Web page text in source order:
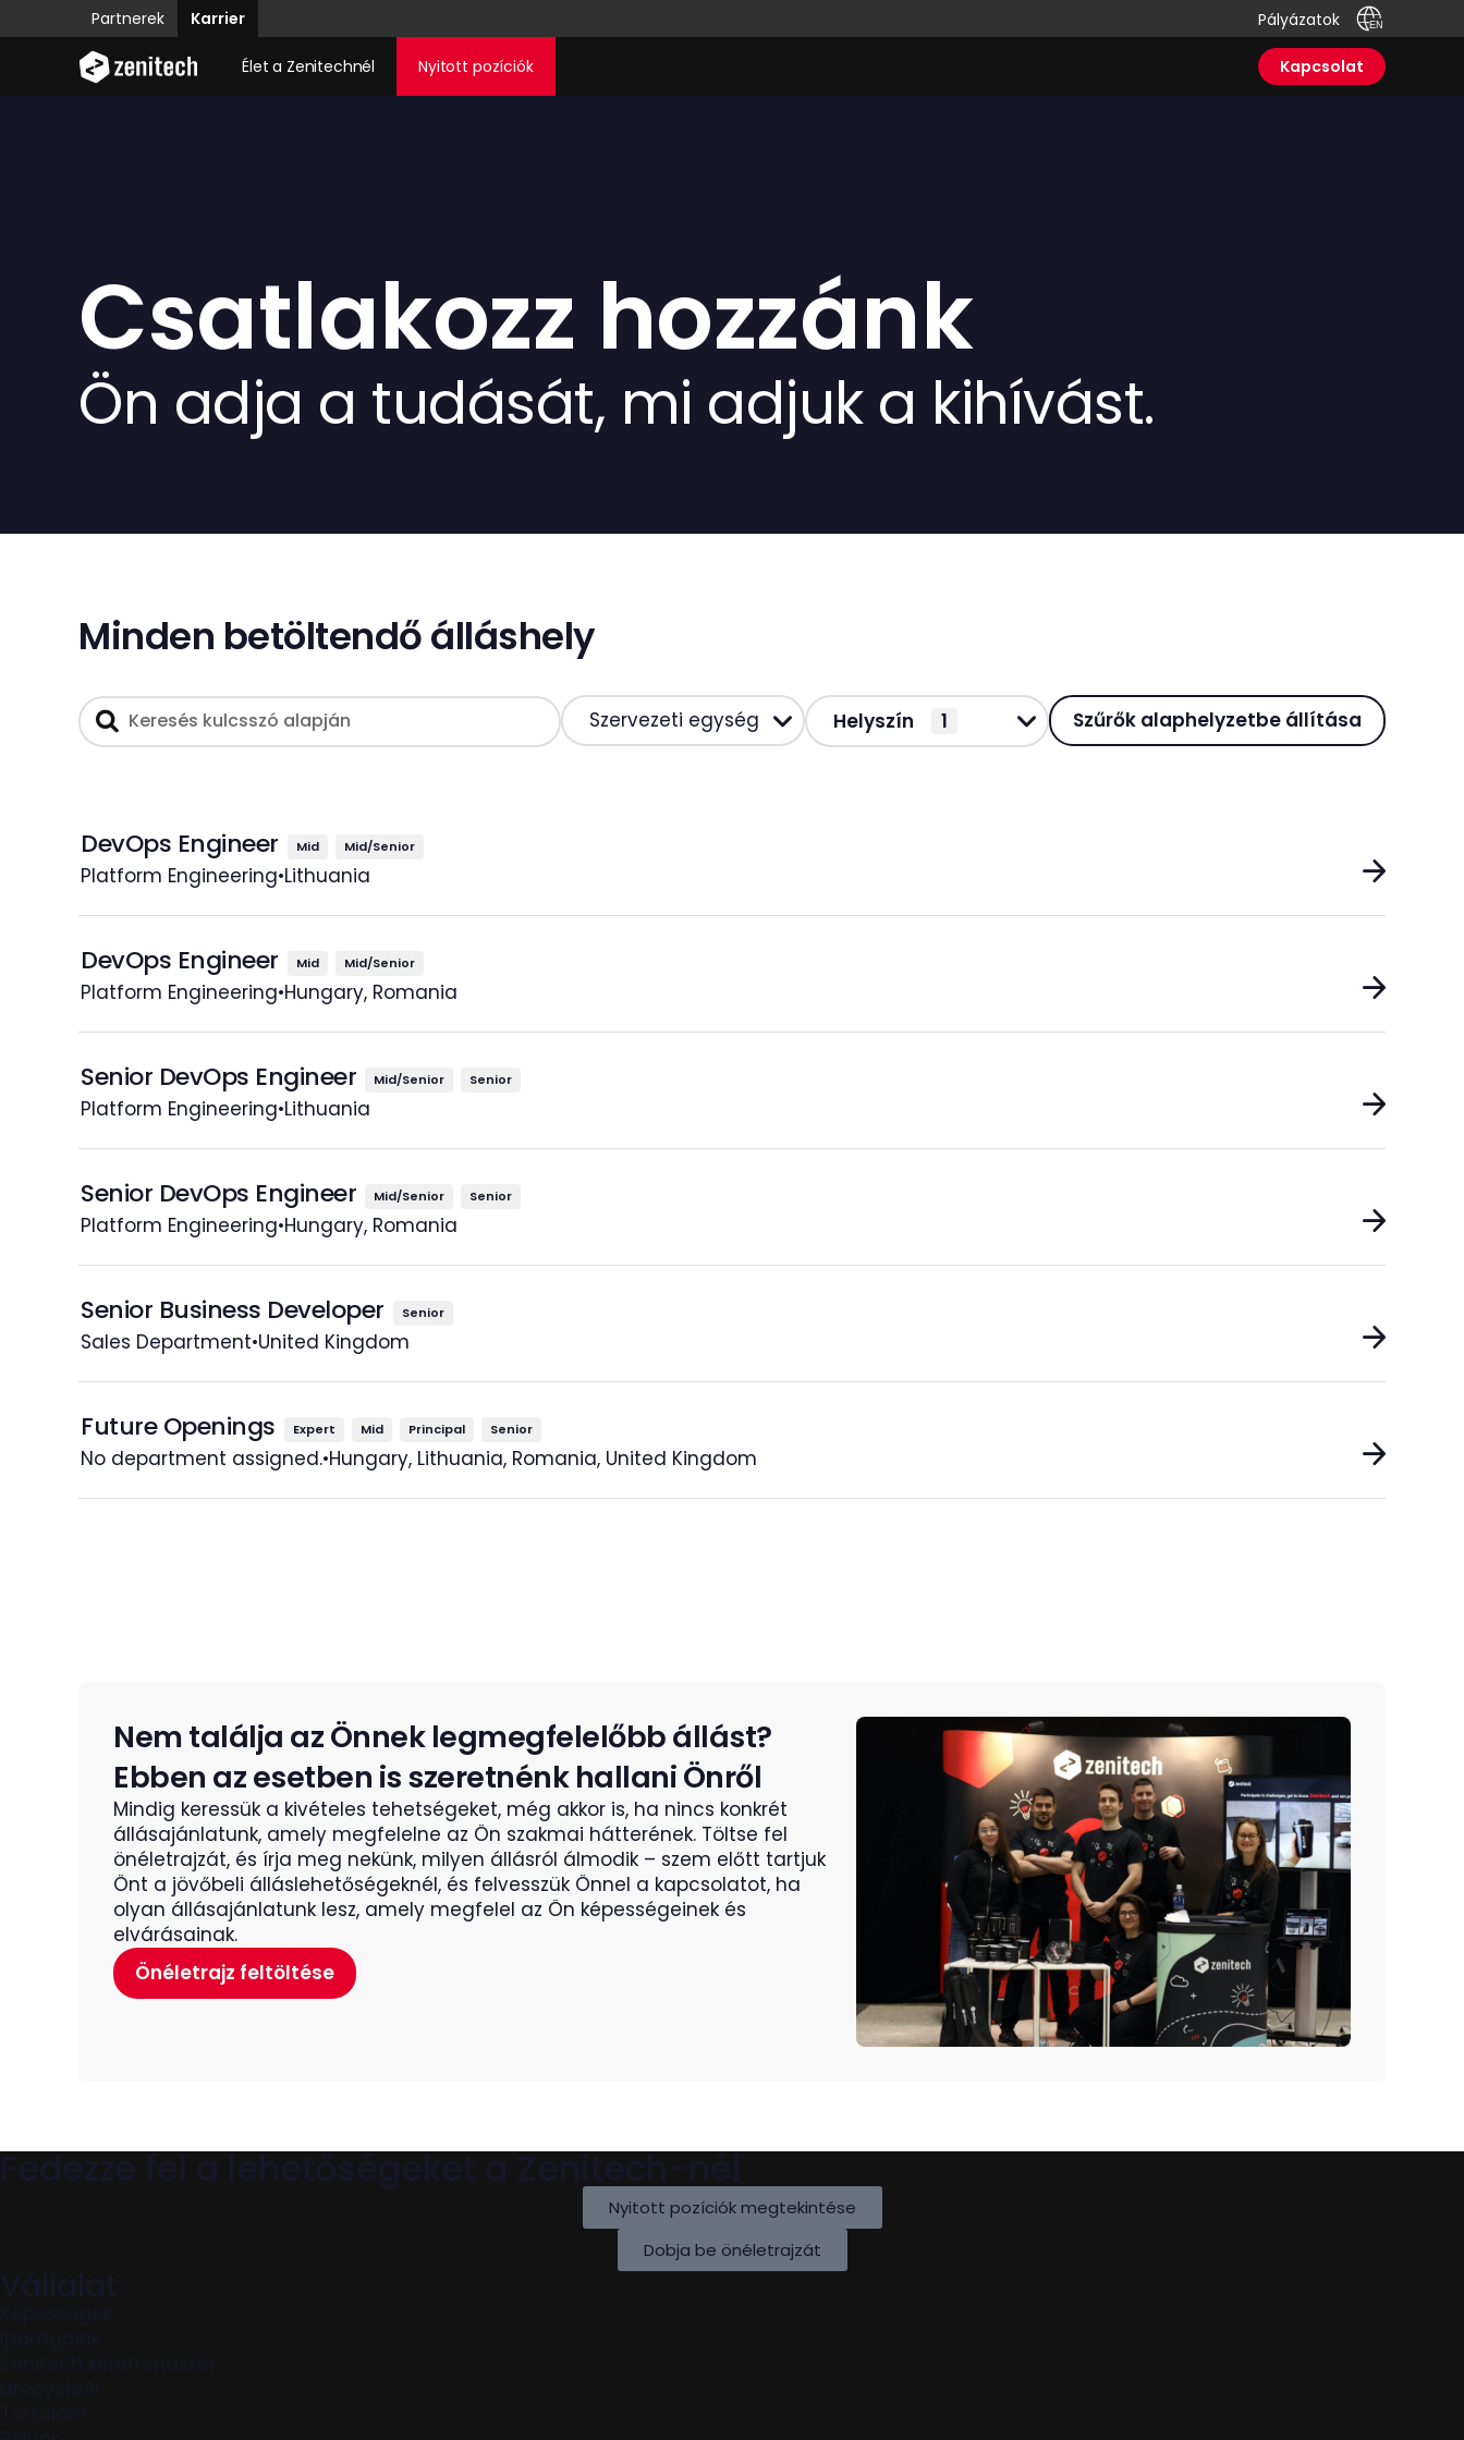
Partnerek Karrier Pályázatok
Élet a Zenitechnél Nyitott pozíciók Kapcsolat
Csatlakozz hozzánk
Ön adja a tudását, mi adjuk a kihívást.
Minden betöltendő álláshely
Szervezeti egység Helyszín 1 Szűrők alaphelyzetbe állítása
DevOps Engineer Mid Mid/Senior
Platform Engineering•Lithuania
DevOps Engineer Mid Mid/Senior
Platform Engineering•Hungary, Romania
Senior DevOps Engineer Mid/Senior Senior
Platform Engineering•Lithuania
Senior DevOps Engineer Mid/Senior Senior
Platform Engineering•Hungary, Romania
Senior Business Developer Senior
Sales Department•United Kingdom
Future Openings Expert Mid Principal Senior
No department assigned.•Hungary, Lithuania, Romania, United Kingdom
Nem találja az Önnek legmegfelelőbb állást?
Ebben az esetben is szeretnénk hallani Önről
Mindig keressük a kivételes tehetségeket, még akkor is, ha nincs konkrét
állásajánlatunk, amely megfelelne az Ön szakmai hátterének. Töltse fel
önéletrajzát, és írja meg nekünk, milyen állásról álmodik – szem előtt tartjuk
Önt a jövőbeli álláslehetőségeknél, és felvesszük Önnel a kapcsolatot, ha
olyan állásajánlatunk lesz, amely megfelel az Ön képességeinek és
elvárásainak.
Önéletrajz feltöltése
Fedezze fel a lehetőségeket a Zenitech-nél
Nyitott pozíciók megtekintése
Dobja be önéletrajzát